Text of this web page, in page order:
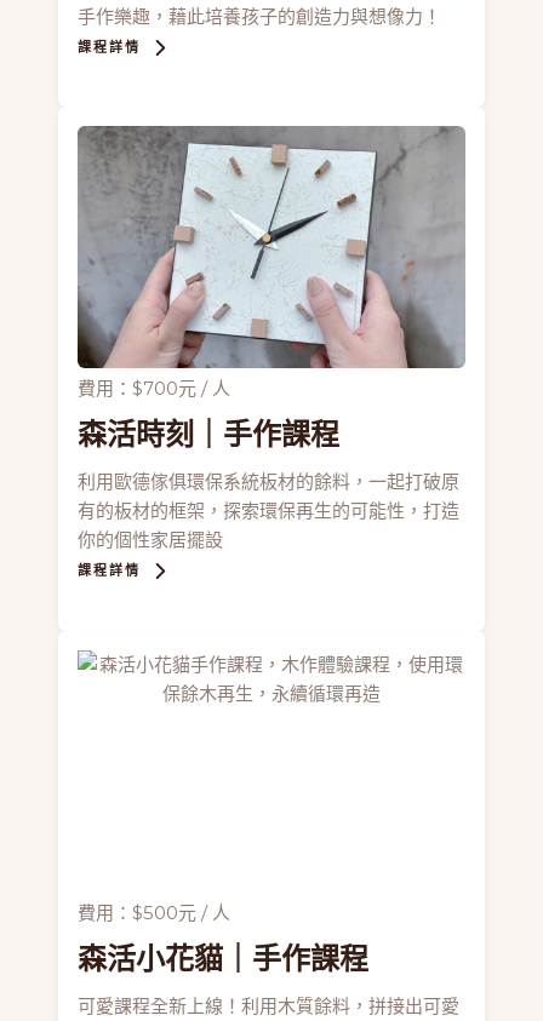
手作樂趣，藉此培養孩子的創造力與想像力！
課程詳情
費用：$700元 / 人
森活時刻 ｜手作課程
利用歐德傢俱環保系統板材的餘料，一起打破原
有的板材的框架，探索環保再生的可能性，打造
你的個性家居擺設
課程詳情
費用：$500元 / 人
森活小花貓 ｜手作課程
可愛課程全新上線！利用木質餘料，拼接出可愛